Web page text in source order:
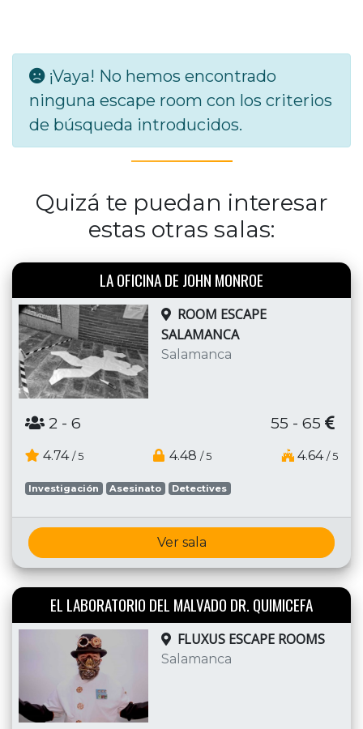
¡Vaya! No hemos encontrado
ninguna escape room con los criterios
de búsqueda introducidos.
Quizá te puedan interesar
estas otras salas:
LA OFICINA DE JOHN MONROE
ROOM ESCAPE
SALAMANCA
Salamanca
2 - 6 55 - 65
4.74 / 5 4.48 / 5 4.64 / 5
Investigación Asesinato Detectives
Ver sala
EL LABORATORIO DEL MALVADO DR. QUIMICEFA
FLUXUS ESCAPE ROOMS
Salamanca